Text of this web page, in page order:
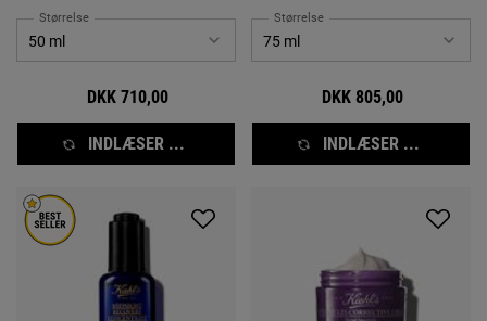
Størrelse
DKK 710,00
INDLÆSER ...
Størrelse
DKK 805,00
INDLÆSER ...